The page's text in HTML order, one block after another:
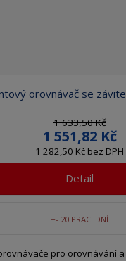
orovnávač se
1 633,50 Kč
1 551,82 Kč
1 282,50 Kč bez DPH
Detail
+- 20 PRAC. DNÍ
pro orovnávání